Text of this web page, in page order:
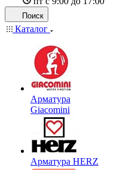
Поиск
Каталог
Арматура
Giacomini
Арматура HERZ